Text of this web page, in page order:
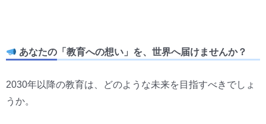
あなたの「教育への想い」を、世界へ届けませんか？
2030年以降の教育は、どのような未来を目指すべきでしょ
うか。